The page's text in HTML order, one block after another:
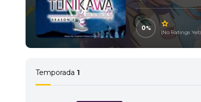
0
(No Ratings Yet)
Temporada 1